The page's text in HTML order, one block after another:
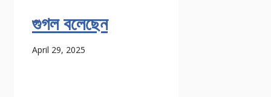
গুগল বলেছেন
April 29, 2025